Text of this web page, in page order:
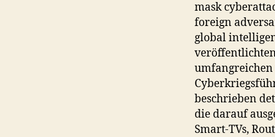
mask
foreign
global
umfangreichen
beschrieben
die darauf
Smart-TVs,